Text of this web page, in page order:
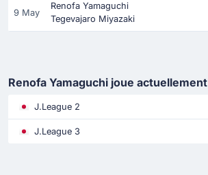
9 May
Renofa Yamaguchi
Tegevajaro Miyazaki
Renofa Yamaguchi joue actuellement
J.League 2
J.League 3